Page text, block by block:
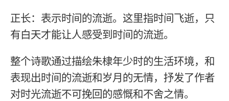
正长：表示时间的流逝。这里指时间飞逝，只
有白天才能让人感受到时间的流逝。
整个诗歌通过描绘朱棣年少时的生活环境，和
表现出时间的流逝和岁月的无情，抒发了作者
对时光流逝不可挽回的感慨和不舍之情。